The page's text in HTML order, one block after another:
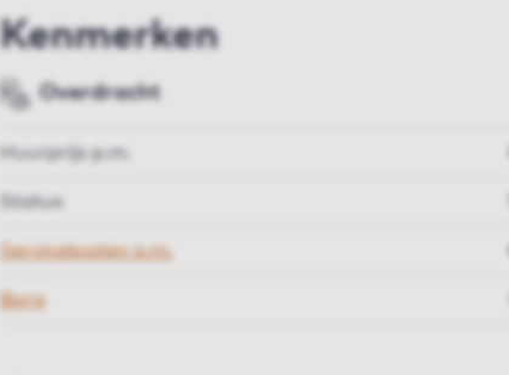
Kenmerken
Overdracht
Huurprijs p.m.
Status
Servicekosten p.m.
Borg